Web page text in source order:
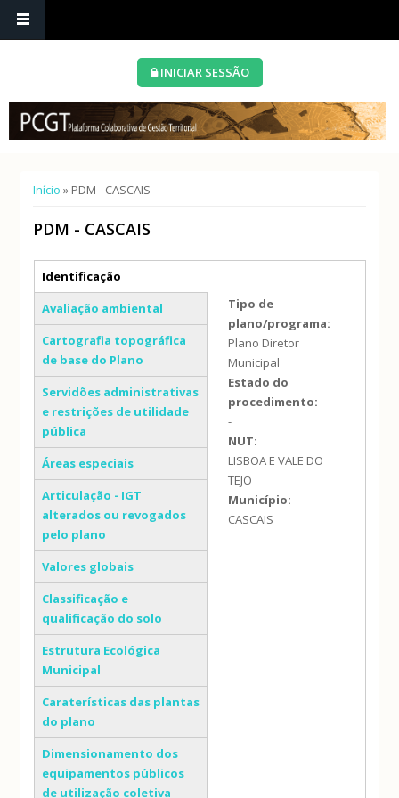
INICIAR SESSÃO
Está aqui
Início » PDM - CASCAIS
PDM - CASCAIS
Separadores verticais
Identificação
(separador ativo)
Avaliação ambiental
Cartografia topográfica
de base do Plano
Servidões administrativas
e restrições de utilidade
pública
Áreas especiais
Articulação - IGT
alterados ou revogados
pelo plano
Valores globais
Classificação e
qualificação do solo
Estrutura Ecológica
Municipal
Caraterísticas das plantas
do plano
Dimensionamento dos
equipamentos públicos
de utilização coletiva
Tipo de
plano/programa:
Plano Diretor
Municipal
Estado do
procedimento:
-
NUT:
LISBOA E VALE DO
TEJO
Município:
CASCAIS